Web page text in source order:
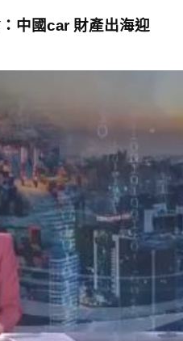
中國car 財產出海迎